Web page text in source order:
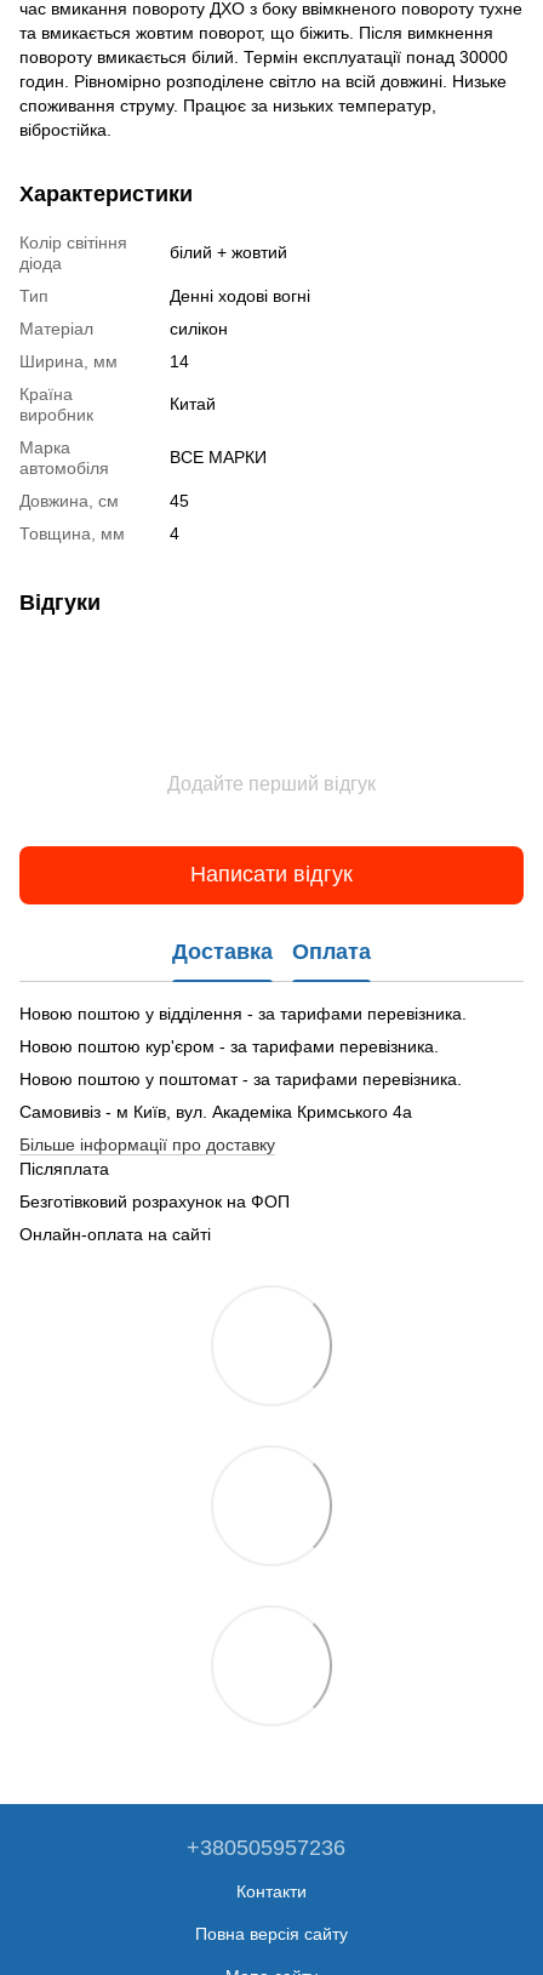
час вмикання повороту ДХО з боку ввімкненого повороту тухне
та вмикається жовтим поворот, що біжить. Після вимкнення
повороту вмикається білий. Термін експлуатації понад 30000
годин. Рівномірно розподілене світло на всій довжині. Низьке
споживання струму. Працює за низьких температур,
вібростійка.
Характеристики
Колір світіння
діода
білий + жовтий
Тип
Денні ходові вогні
Матеріал
силікон
Ширина, мм
14
Країна
виробник
Китай
Марка
автомобіля
ВСЕ МАРКИ
Довжина, см
45
Товщина, мм
4
Відгуки
Додайте перший відгук
Написати відгук
Доставка Оплата
Новою поштою у відділення - за тарифами перевізника.
Новою поштою кур'єром - за тарифами перевізника.
Новою поштою у поштомат - за тарифами перевізника.
Самовивіз - м Київ, вул. Академіка Кримського 4а
Більше інформації про доставку
Післяплата
Безготівковий розрахунок на ФОП
Онлайн-оплата на сайті
+380505957236
Контакти
Повна версія сайту